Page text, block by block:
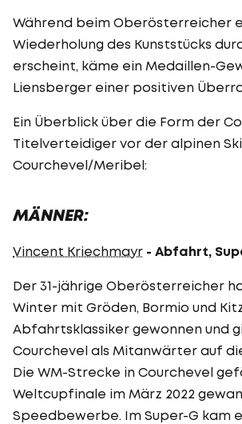
Während beim Oberösterreicher
Wiederholung des Kunststücks
erscheint, käme ein Medaillen-
Liensberger einer positiven
Ein Überblick über die Form der
Titelverteidiger vor der alpinen
Courchevel/Meribel:
MÄNNER:
Vincent Kriechmayr - Abfahrt,
Der 31-jährige Oberösterreicher
Winter mit Gröden, Bormio und
Abfahrtsklassiker gewonnen und
Courchevel als Mitanwärter auf
Die WM-Strecke in Courchevel
Weltcupfinale im März 2022
Speedbewerbe. Im Super-G kam